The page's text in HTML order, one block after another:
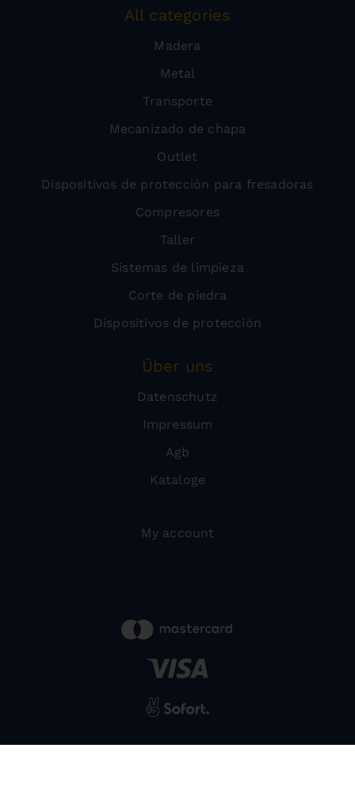
All categories
Madera
Metal
Transporte
Mecanizado de chapa
Outlet
Dispositivos de protección para fresadoras
Compresores
Taller
Sistemas de limpieza
Corte de piedra
Dispositivos de protección
Über uns
Datenschutz
Impressum
Agb
Kataloge
My account